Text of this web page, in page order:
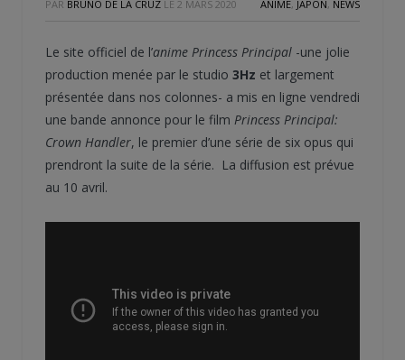
PAR BRUNO DE LA CRUZ LE 2 MARS 2020 ANIME, JAPON, NEWS
Le site officiel de l’anime Princess Principal -une jolie
production menée par le studio 3Hz et largement
présentée dans nos colonnes- a mis en ligne vendredi
une bande annonce pour le film Princess Principal:
Crown Handler, le premier d’une série de six opus qui
prendront la suite de la série. La diffusion est prévue
au 10 avril.